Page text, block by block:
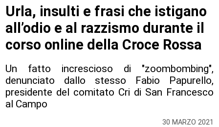
30 MARZO 2021
Urla, insulti e frasi che istigano
all’odio e al razzismo durante il
corso online della Croce Rossa
Un fatto increscioso di "zoombombing",
denunciato dallo stesso Fabio Papurello,
presidente del comitato Cri di San Francesco
al Campo